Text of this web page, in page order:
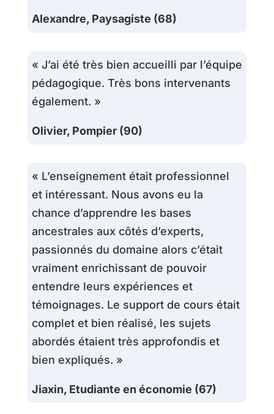
Alexandre, Paysagiste (68)
« J’ai été très bien accueilli par l’équipe
pédagogique. Très bons intervenants
également. »
Olivier, Pompier (90)
« L’enseignement était professionnel
et intéressant. Nous avons eu la
chance d’apprendre les bases
ancestrales aux côtés d’experts,
passionnés du domaine alors c’était
vraiment enrichissant de pouvoir
entendre leurs expériences et
témoignages. Le support de cours était
complet et bien réalisé, les sujets
abordés étaient très approfondis et
bien expliqués. »
Jiaxin, Etudiante en économie (67)